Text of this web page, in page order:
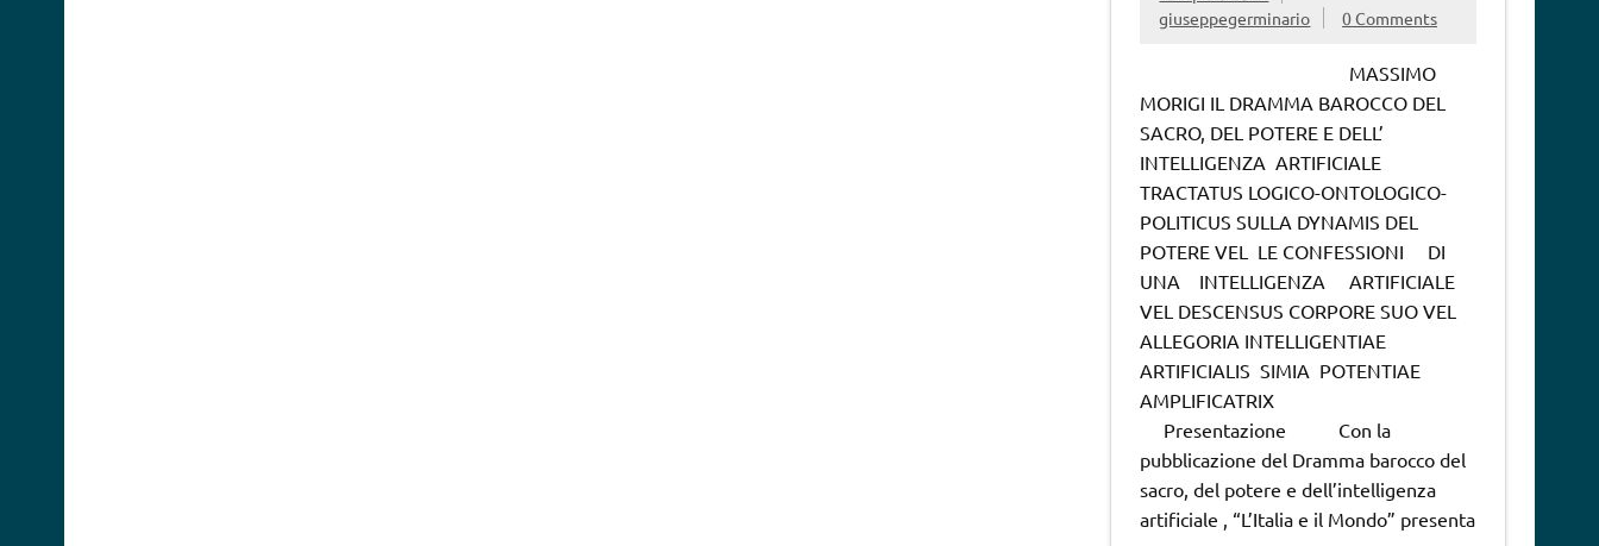
giuseppegerminario
0 Comments
MASSIMO
MORIGI IL DRAMMA BAROCCO DEL
SACRO, DEL POTERE E DELL’
INTELLIGENZA ARTIFICIALE
TRACTATUS LOGICO-ONTOLOGICO-
POLITICUS SULLA DYNAMIS DEL
POTERE VEL LE CONFESSIONI DI
UNA INTELLIGENZA ARTIFICIALE
VEL DESCENSUS CORPORE SUO VEL
ALLEGORIA INTELLIGENTIAE
ARTIFICIALIS SIMIA POTENTIAE
AMPLIFICATRIX
Presentazione Con la
pubblicazione del Dramma barocco del
sacro, del potere e dell’intelligenza
artificiale , “L’Italia e il Mondo” presenta